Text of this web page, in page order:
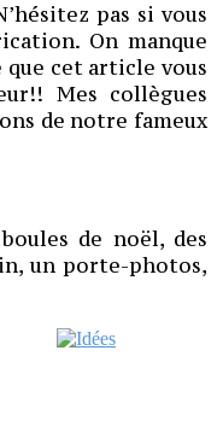
pas si vous
On manque
que cet article vous
Mes collègues
de notre fameux
de noël, des
un porte-photos,